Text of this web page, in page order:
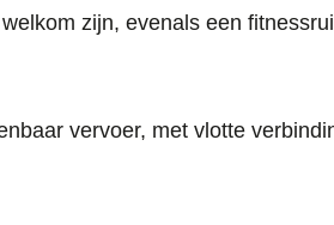
zijn, evenals een
vervoer, met vlotte